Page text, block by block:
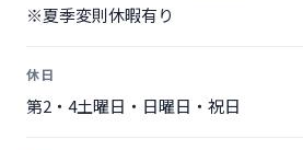
※夏季変則休暇有り
休日
第2・4土曜日・日曜日・祝日